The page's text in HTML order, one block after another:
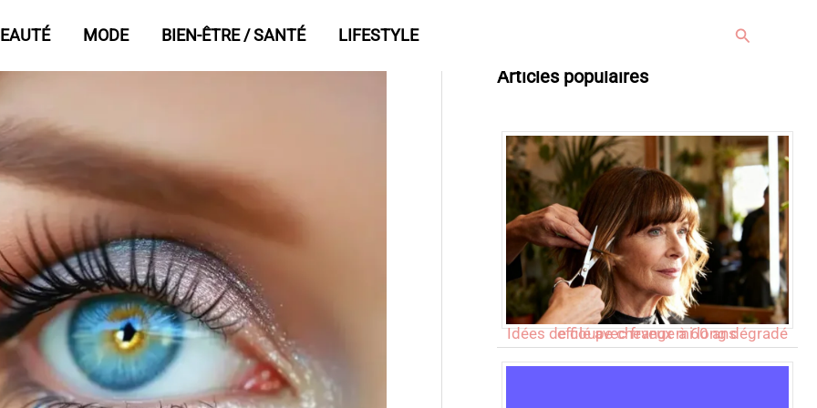
MODE BIEN-ÊTRE / SANTÉ LIFESTYLE Rechercher
Articles populaires
Idées de coupe cheveux mi long dégradé effilé avec frange à 60 ans